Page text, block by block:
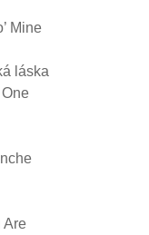
Mine
láska
Are